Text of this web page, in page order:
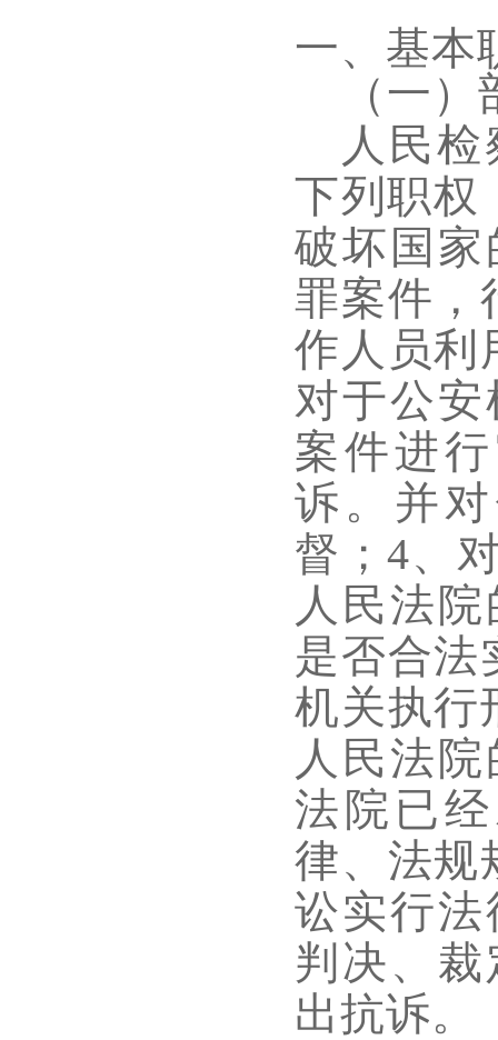
一、基本
（一
人民
下列职权
破坏国
罪案件，
作人员利
对于公
案件进
诉。并
督；4、
人民法
是否合法
机关执行
人民法
法院已
律、法规
讼实行
判决、
出抗诉。